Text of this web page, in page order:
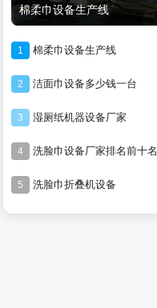
棉柔巾设备生产线
1 棉柔巾设备生产线
2 洁面巾设备多少钱一台
3 湿厕纸机器设备厂家
4 洗脸巾设备厂家排名前十名
5 洗脸巾折叠机设备